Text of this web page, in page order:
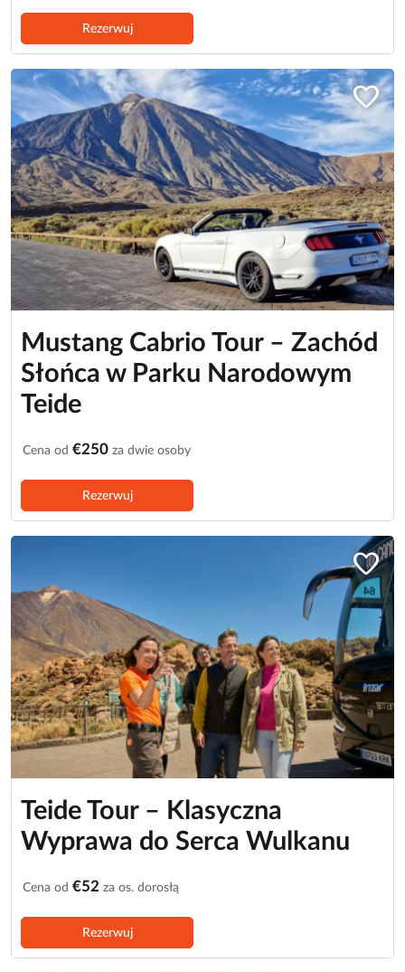
Rezerwuj
favorite
Mustang Cabrio Tour – Zachód
Słońca w Parku Narodowym
Teide
Cena od €250 za dwie osoby
Rezerwuj
favorite
Teide Tour – Klasyczna
Wyprawa do Serca Wulkanu
Cena od €52 za os. dorosłą
Rezerwuj